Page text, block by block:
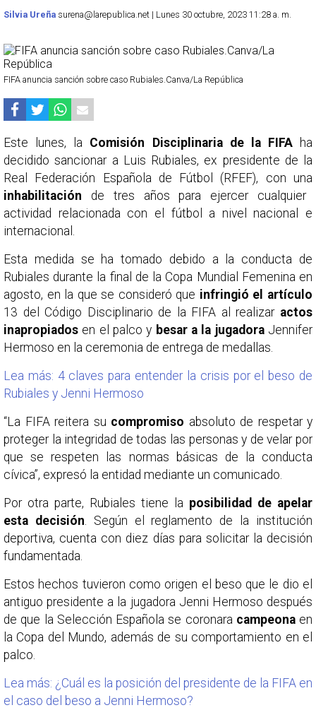
Silvia Ureña surena@larepublica.net | Lunes 30 octubre, 2023 11:28 a. m.
FIFA anuncia sanción sobre caso Rubiales.Canva/La República
Este lunes, la Comisión Disciplinaria de la FIFAha
decidido sancionar a Luis Rubiales, ex presidente de la
Real Federación Española de Fútbol (RFEF), con una
inhabilitación de tres años para ejercer cualquier
actividad relacionada con el fútbol a nivel nacional e
internacional.
Esta medida se ha tomado debido a la conducta de
Rubiales durante la final de la Copa Mundial Femenina en
agosto, en la que se consideró que infringió el artículo
13 del Código Disciplinario de la FIFA al realizar actos
inapropiados en el palco y besar a la jugadoraJennifer
Hermoso en la ceremonia de entrega de medallas.
Lea más: 4 claves para entender la crisis por el beso de
Rubiales y Jenni Hermoso
“La FIFA reitera su compromiso absoluto de respetar y
proteger la integridad de todas las personas y de velar por
que se respeten las normas básicas de la conducta
cívica”, expresó la entidad mediante un comunicado.
Por otra parte, Rubiales tiene la posibilidad de apelar
esta decisión. Según el reglamento de la institución
deportiva, cuenta con diez días para solicitar la decisión
fundamentada.
Estos hechos tuvieron como origen el beso que le dio el
antiguo presidente a la jugadora Jenni Hermoso después
de que la Selección Española se coronara campeonaen
la Copa del Mundo, además de su comportamiento en el
palco.
Lea más: ¿Cuál es la posición del presidente de la FIFA en
el caso del beso a Jenni Hermoso?